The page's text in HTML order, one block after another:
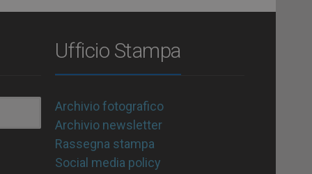
Ufficio Stampa
Archivio fotografico
Archivio newsletter
Rassegna stampa
Social media policy